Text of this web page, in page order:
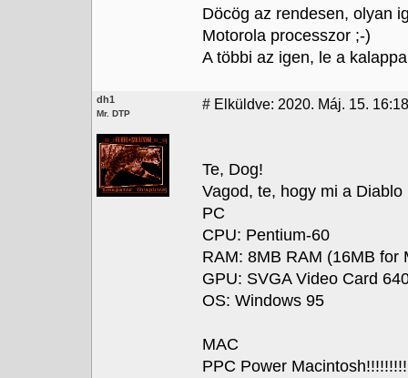
Döcög az rendesen, olyan
Motorola processzor ;-)
A többi az igen, le a
dh1
Mr. DTP
# Elküldve: 2020. Máj. 15. 16:18
Te, Dog!
Vagod, te, hogy mi a
PC
CPU: Pentium-60
RAM: 8MB RAM (16MB for
GPU: SVGA Video Card
OS: Windows 95
MAC
PPC Power